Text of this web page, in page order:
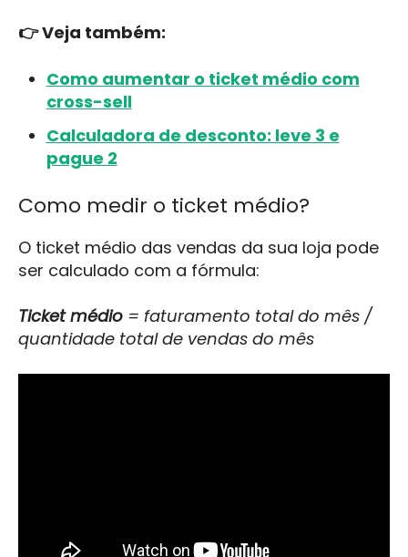
👉 Veja também:
Como aumentar o ticket médio com
cross-sell
Calculadora de desconto: leve 3 e
pague 2
Como medir o ticket médio?
O ticket médio das vendas da sua loja pode
ser calculado com a fórmula:
Ticket médio = faturamento total do mês /
quantidade total de vendas do mês